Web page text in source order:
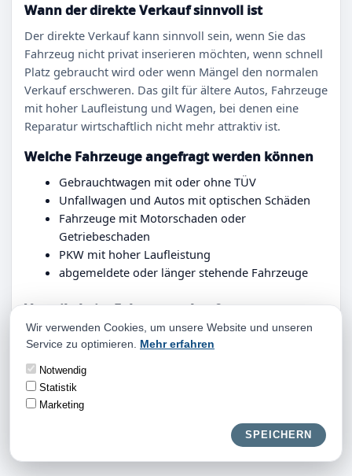
Wann der direkte Verkauf sinnvoll ist
Der direkte Verkauf kann sinnvoll sein, wenn Sie das
Fahrzeug nicht privat inserieren möchten, wenn schnell
Platz gebraucht wird oder wenn Mängel den normalen
Verkauf erschweren. Das gilt für ältere Autos, Fahrzeuge
mit hoher Laufleistung und Wagen, bei denen eine
Reparatur wirtschaftlich nicht mehr attraktiv ist.
Welche Fahrzeuge angefragt werden können
Gebrauchtwagen mit oder ohne TÜV
Unfallwagen und Autos mit optischen Schäden
Fahrzeuge mit Motorschaden oder
Getriebeschaden
PKW mit hoher Laufleistung
abgemeldete oder länger stehende Fahrzeuge
Vorteile beim Fahrzeugankauf
Ein Vorteil ist die Kombination aus schneller
Rückmeldung und persönlicher Abstimmung. Sie
müssen keine Probefahrten organisieren, keine
fremden Interessenten empfangen und keine unklaren
Nachverhandlungen führen. Das spart Zeit und
Wir verwenden Cookies, um unsere Website und unseren
Service zu optimieren. Mehr erfahren
Notwendig
Statistik
Marketing
SPEICHERN